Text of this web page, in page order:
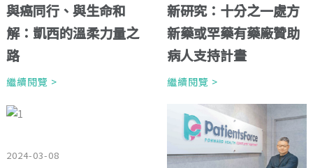
與癌同行、與生命和
解：凱西的溫柔力量之
路
繼續閱覽 >
新研究：十分之一處方
新藥或罕藥有藥廠贊助
病人支持計畫
繼續閱覽 >
2024-03-08